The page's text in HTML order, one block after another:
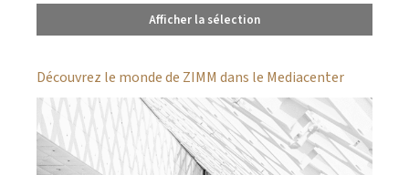
Afficher la sélection
Découvrez le monde de ZIMM dans le Mediacenter